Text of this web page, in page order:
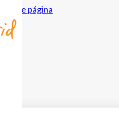
pie de página